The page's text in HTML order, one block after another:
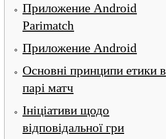
Приложение Android
Parimatch
Приложение Android
Основні принципи етики в
парі матч
Ініціативи щодо
відповідальної гри